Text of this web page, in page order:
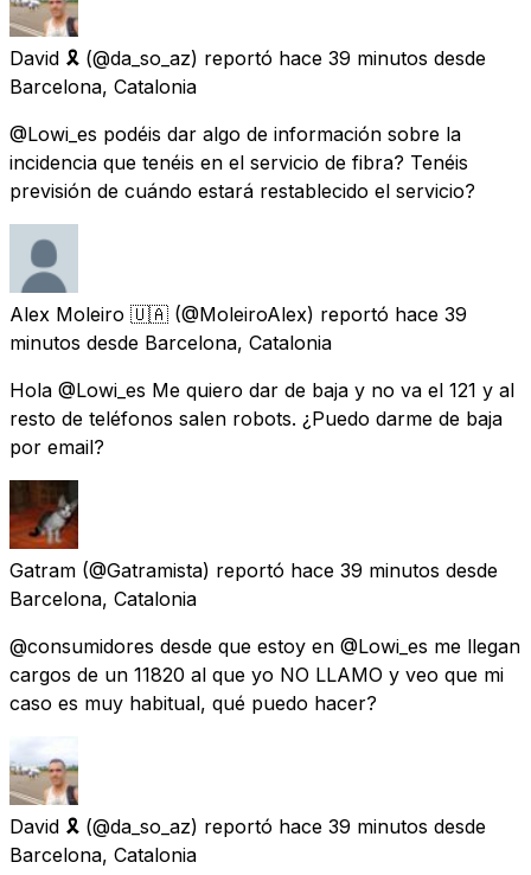
David 🎗 (@da_so_az) reportó hace 39 minutos desde
Barcelona, Catalonia
@Lowi_es podéis dar algo de información sobre la
incidencia que tenéis en el servicio de fibra? Tenéis
previsión de cuándo estará restablecido el servicio?
Alex Moleiro 🇺🇦 (@MoleiroAlex) reportó hace 39
minutos desde Barcelona, Catalonia
Hola @Lowi_es Me quiero dar de baja y no va el 121 y al
resto de teléfonos salen robots. ¿Puedo darme de baja
por email?
Gatram (@Gatramista) reportó hace 39 minutos desde
Barcelona, Catalonia
@consumidores desde que estoy en @Lowi_es me llegan
cargos de un 11820 al que yo NO LLAMO y veo que mi
caso es muy habitual, qué puedo hacer?
David 🎗 (@da_so_az) reportó hace 39 minutos desde
Barcelona, Catalonia